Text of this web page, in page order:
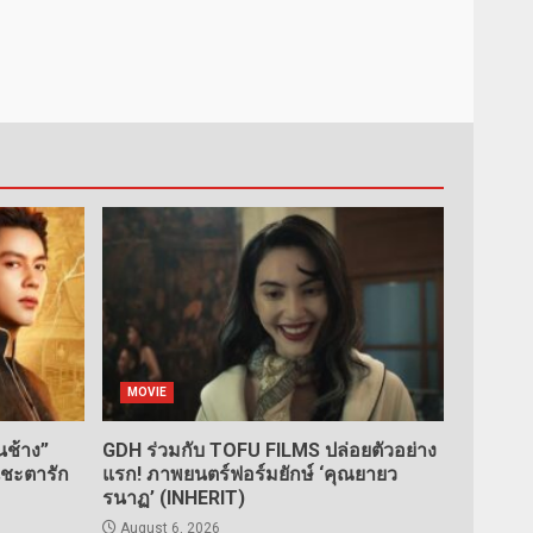
าง”
ะตารัก
MOVIE
GDH ร่วมกับ TOFU FILMS ปล่อยตัวอย่าง
แรก! ภาพยนตร์ฟอร์มยักษ์ ‘คุณยายว
รนาฏ’ (INHERIT)
August 6, 2026